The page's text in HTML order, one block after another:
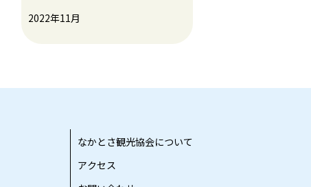
2022年11月
なかとさ観光協会について
アクセス